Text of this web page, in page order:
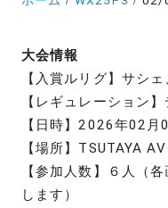
大会情報
【入賞ルリグ】サシ
【レギュレーション
【日時】2026年02月
【場所】TSUTAYA
【参加人数】６人（
します）